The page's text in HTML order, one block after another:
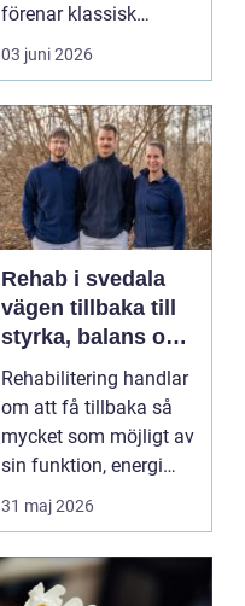
förenar klassisk
massage med
energibas...
03 juni 2026
Rehab i svedala
vägen tillbaka till
styrka, balans och
vardag
Rehabilitering handlar
om att få tillbaka så
mycket som möjligt av
sin funktion, energi
och trygghet...
31 maj 2026